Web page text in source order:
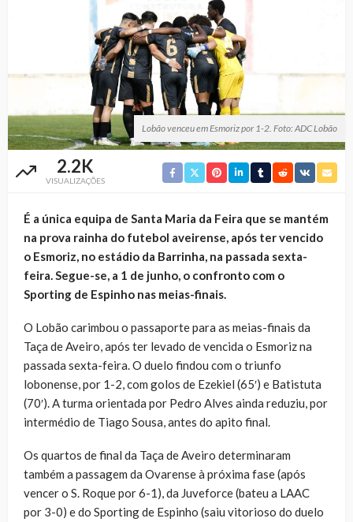
Lobão venceu em Esmoriz por 1-2. Foto: ADC Lobão
2.2K
VISUALIZAÇÕES
É a única equipa de Santa Maria da Feira que se mantém
na prova rainha do futebol aveirense, após ter vencido
o Esmoriz, no estádio da Barrinha, na passada sexta-
feira. Segue-se, a 1 de junho, o confronto com o
Sporting de Espinho nas meias-finais.
O Lobão carimbou o passaporte para as meias-finais da
Taça de Aveiro, após ter levado de vencida o Esmoriz na
passada sexta-feira. O duelo findou com o triunfo
lobonense, por 1-2, com golos de Ezekiel (65′) e Batistuta
(70′). A turma orientada por Pedro Alves ainda reduziu, por
intermédio de Tiago Sousa, antes do apito final.
Os quartos de final da Taça de Aveiro determinaram
também a passagem da Ovarense à próxima fase (após
vencer o S. Roque por 6-1), da Juveforce (bateu a LAAC
por 3-0) e do Sporting de Espinho (saiu vitorioso do duelo